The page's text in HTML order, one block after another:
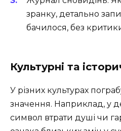
зранку, детально
бачилося, без
Культурні та
У різних культурах
значення. Наприклад, у
символ втрати душі чи